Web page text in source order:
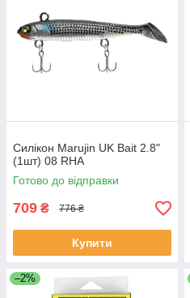
Силікон Marujin UK Bait 2.8"
(1шт) 08 RHA
Готово до відправки
709 ₴ 776 ₴
Купити
–2%